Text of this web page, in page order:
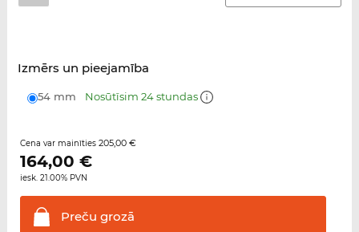
Izmērs un pieejamība
54 mm Nosūtīsim 24 stundas
Cena var mainīties 205,00 €
164,00 €
iesk. 21.00% PVN
Preču grozā